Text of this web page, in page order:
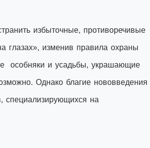
избыточные, противоречивые
глазах», изменив правила охраны
особняки и усадьбы, украшающие
Однако благие нововведения
специализирующихся на